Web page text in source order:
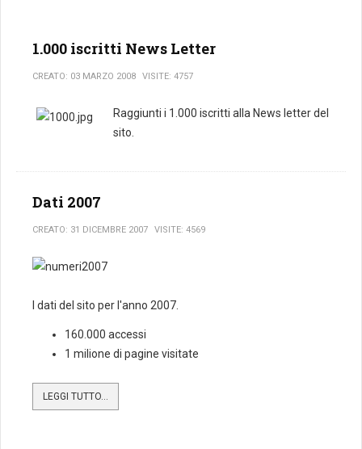
1.000 iscritti News Letter
CREATO: 03 MARZO 2008 VISITE: 4757
Raggiunti i 1.000 iscritti alla News letter del
sito.
Dati 2007
CREATO: 31 DICEMBRE 2007 VISITE: 4569
I dati del sito per l'anno 2007.
160.000 accessi
1 milione di pagine visitate
LEGGI TUTTO...